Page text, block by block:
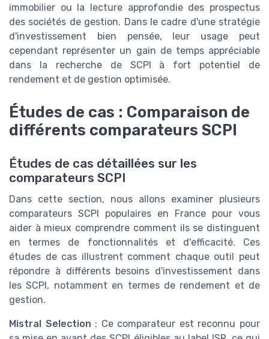
immobilier ou la lecture approfondie des prospectus
des sociétés de gestion. Dans le cadre d'une stratégie
d'investissement bien pensée, leur usage peut
cependant représenter un gain de temps appréciable
dans la recherche de SCPI à fort potentiel de
rendement et de gestion optimisée.
Études de cas : Comparaison de
différents comparateurs SCPI
Études de cas détaillées sur les
comparateurs SCPI
Dans cette section, nous allons examiner plusieurs
comparateurs SCPI populaires en France pour vous
aider à mieux comprendre comment ils se distinguent
en termes de fonctionnalités et d'efficacité. Ces
études de cas illustrent comment chaque outil peut
répondre à différents besoins d'investissement dans
les SCPI, notamment en termes de rendement et de
gestion.
Mistral Selection : Ce comparateur est reconnu pour